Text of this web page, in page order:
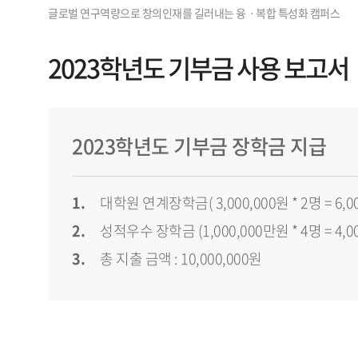
2023학년도 기부금 사용 보고서
2023학년도 기부금 장학금 지급
대학원 연계장학금( 3,000,000원 * 2명 =
성적우수 장학금 (1,000,000만원 * 4명 =
총 지출 금액 : 10,000,000원